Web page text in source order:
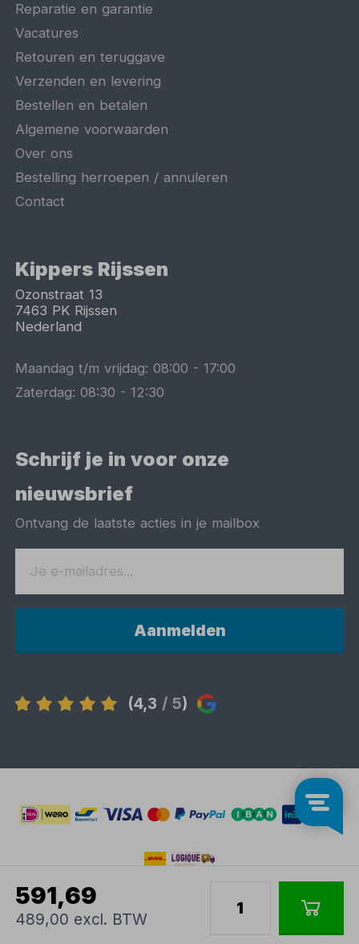
591,69
489,00 excl. BTW
Reparatie en garantie
Vacatures
Retouren en teruggave
Verzenden en levering
Bestellen en betalen
Algemene voorwaarden
Over ons
Bestelling herroepen / annuleren
Contact
Kippers Rijssen
Ozonstraat 13
7463 PK Rijssen
Nederland
Maandag t/m vrijdag:08:00 -17:00
Zaterdag:08:30 -12:30
Schrijf je in voor onze
nieuwsbrief
Ontvang de laatste acties in je mailbox
Aanmelden
(4,3 / 5)